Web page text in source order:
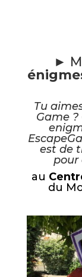
►
Tu
Game
est de
pour
au
du